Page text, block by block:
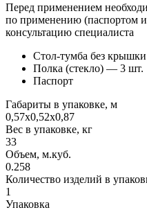
Перед применением
по применению (паспортом
консультацию специалиста
Стол-тумба без
Полка (стекло) — 3 шт.
Паспорт
Габариты в упаковке, м
0,57х0,52х0,87
Вес в упаковке, кг
33
Объем, м.куб.
0.258
Количество изделий в
1
Упаковка